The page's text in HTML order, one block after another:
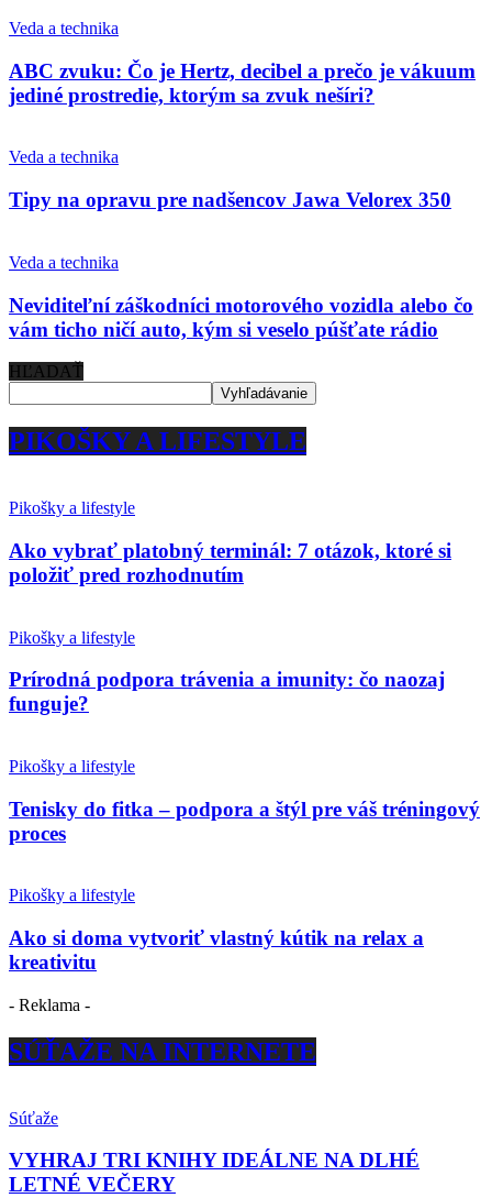
Veda a technika
ABC zvuku: Čo je Hertz, decibel a prečo je vákuum
jediné prostredie, ktorým sa zvuk nešíri?
Veda a technika
Tipy na opravu pre nadšencov Jawa Velorex 350
Veda a technika
Neviditeľní záškodníci motorového vozidla alebo čo
vám ticho ničí auto, kým si veselo púšťate rádio
HĽADAŤ
PIKOŠKY A LIFESTYLE
Pikošky a lifestyle
Ako vybrať platobný terminál: 7 otázok, ktoré si
položiť pred rozhodnutím
Pikošky a lifestyle
Prírodná podpora trávenia a imunity: čo naozaj
funguje?
Pikošky a lifestyle
Tenisky do fitka – podpora a štýl pre váš tréningový
proces
Pikošky a lifestyle
Ako si doma vytvoriť vlastný kútik na relax a
kreativitu
- Reklama -
SÚŤAŽE NA INTERNETE
Súťaže
VYHRAJ TRI KNIHY IDEÁLNE NA DLHÉ
LETNÉ VEČERY